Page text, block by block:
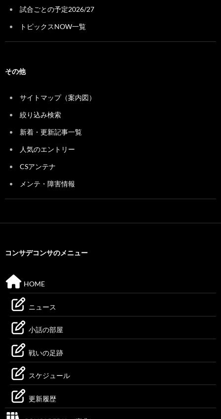
試合ごとの予定2026/27
トピックスNOW一覧
その他
サイトマップ（案内図）
絞り込み検索
新着・更新記事一覧
人気のエントリー
CSアンテナ
メンテ・障害情報
コンサデコンサのメニュー
HOME
ニュース
小話の部屋
戦いの足跡
スケジュール
更新履歴